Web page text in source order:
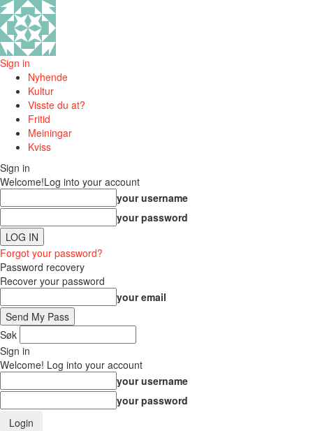
Sign in
Nyhende
Kultur
Visste du at?
Fritid
Meiningar
Kviss
Sign in
Welcome!Log into your account
your username
your password
Forgot your password?
Password recovery
Recover your password
your email
Søk
Sign in
Welcome! Log into your account
your username
your password